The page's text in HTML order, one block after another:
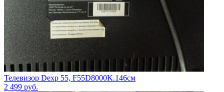
Телевизор Dexp 55, F55D8000K.146см
2 499 руб.